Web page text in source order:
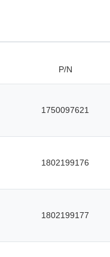
P/N
1750097621
1802199176
1802199177